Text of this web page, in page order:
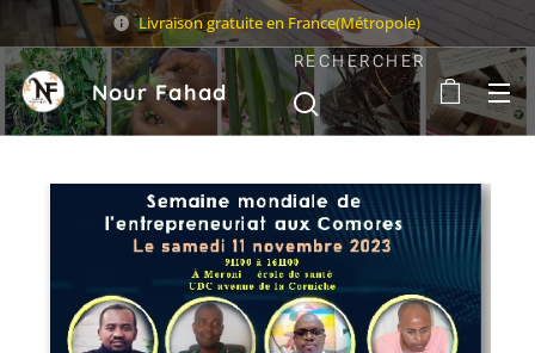
Livraison gratuite en France(Métropole)
Nour Fahad
Sarl
RECHERCHER